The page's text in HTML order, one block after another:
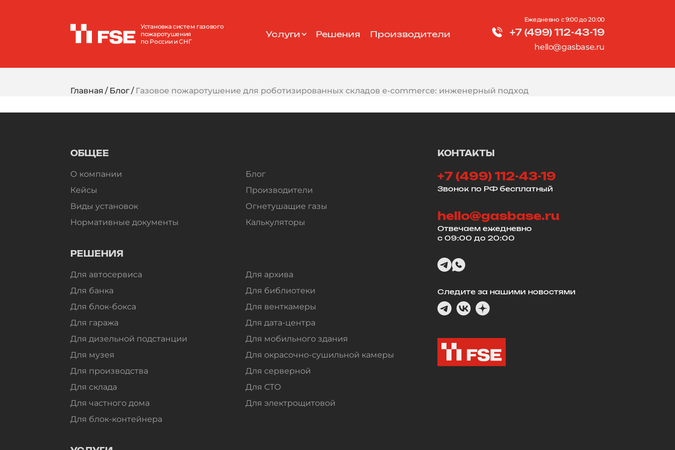
Установка систем газового
пожаротушения
по России и СНГ
Услуги Решения Производители
Ежедневно с 9:00 до 20:00
+7 (499) 112-43-19
hello@gasbase.ru
Главная Блог Газовое пожаротушение для роботизированных складов e-commerce: инженерный подход
ОБЩЕЕ
О компании
Блог
Кейсы
Производители
Виды установок
Огнетушащие газы
Нормативные документы
Калькуляторы
РЕШЕНИЯ
Для автосервиса
Для архива
Для банка
Для библиотеки
Для блок-бокса
Для венткамеры
Для гаража
Для дата-центра
Для дизельной подстанции
Для мобильного здания
Для музея
Для окрасочно-сушильной камеры
Для производства
Для серверной
Для склада
Для СТО
Для частного дома
Для электрощитовой
Для блок-контейнера
КОНТАКТЫ
+7 (499) 112-43-19
Звонок по РФ бесплатный
hello@gasbase.ru
Отвечаем ежедневно
с 09:00 до 20:00
Следите за нашими новостями